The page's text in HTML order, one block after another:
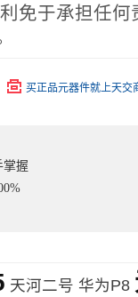
免于承担任何
买正品元器件就上天交
掌握
天河二号 华为P8